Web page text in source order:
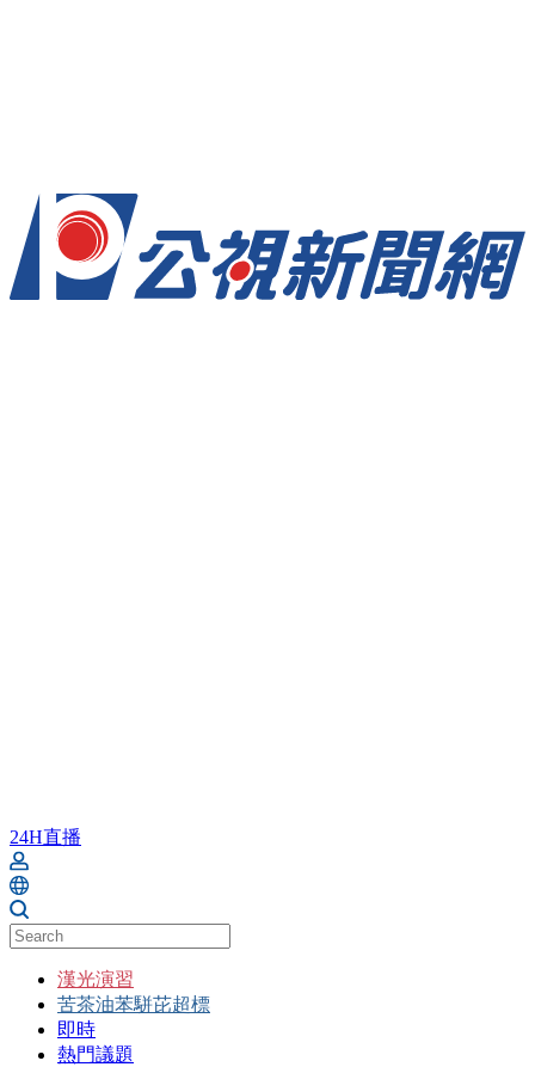
24H直播
漢光演習
苦茶油苯駢芘超標
即時
熱門議題